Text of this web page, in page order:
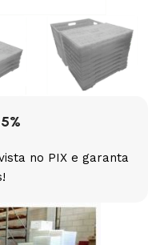
no PIX e garanta